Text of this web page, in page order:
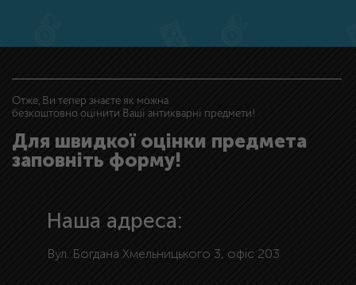
Отже, Ви тепер знаєте як можна
безкоштовно оцінити Ваші антикварні предмети!
Для швидкої оцінки предмета
заповніть форму!
Наша адреса:
Вул. Богдана Хмельницького 3, офіс 203